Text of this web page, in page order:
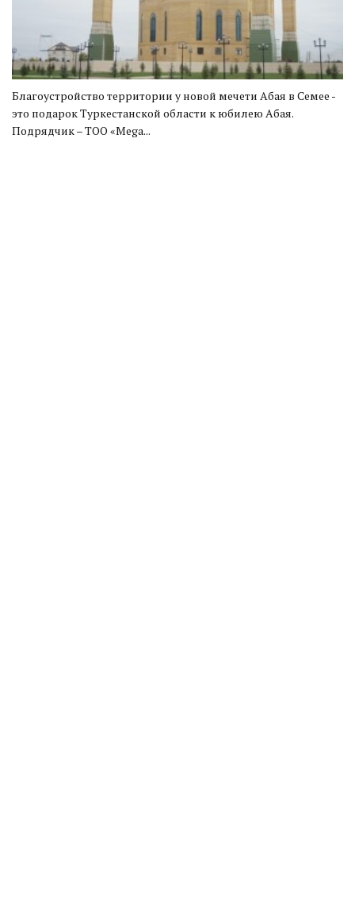
Благоустройство территории у новой мечети Абая в Семее -
это подарок Туркестанской области к юбилею Абая.
Подрядчик – ТОО «Mega...